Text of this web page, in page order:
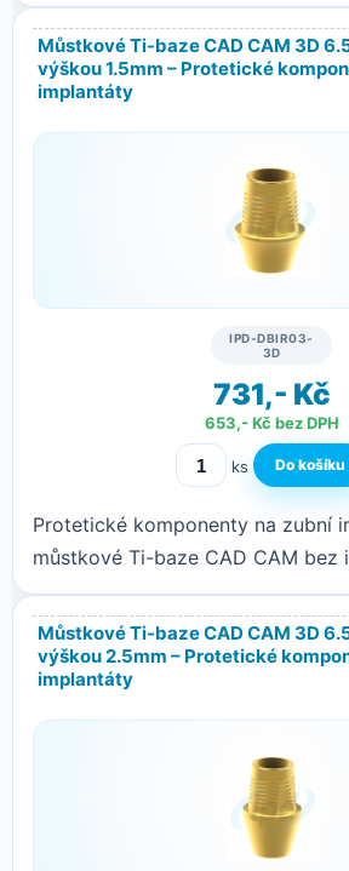
Můstkové Ti-baze CAD CAM 3D
výškou 1.5mm – Protetické
implantáty
IPD-DBIR03-
3D
731,- Kč
653,- Kč bez DPH
ks
Protetické komponenty na zubní
můstkové Ti-baze CAD CAM bez
Můstkové Ti-baze CAD CAM 3D
výškou 2.5mm – Protetické
implantáty